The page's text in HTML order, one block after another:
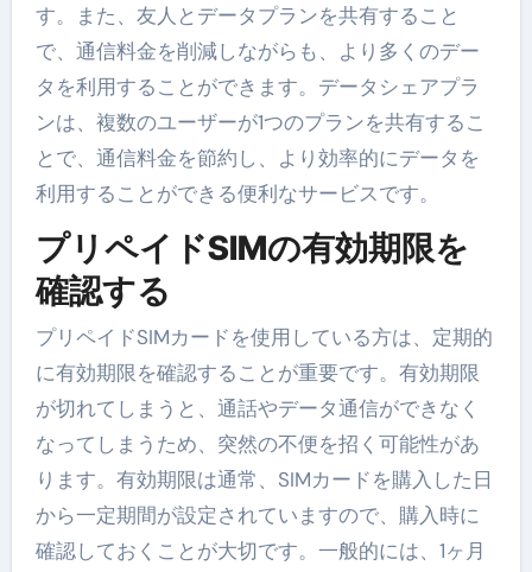
す。また、友人とデータプランを共有すること
で、通信料金を削減しながらも、より多くのデー
タを利用することができます。データシェアプラ
ンは、複数のユーザーが1つのプランを共有するこ
とで、通信料金を節約し、より効率的にデータを
利用することができる便利なサービスです。
プリペイドSIMの有効期限を
確認する
プリペイドSIMカードを使用している方は、定期的
に有効期限を確認することが重要です。有効期限
が切れてしまうと、通話やデータ通信ができなく
なってしまうため、突然の不便を招く可能性があ
ります。有効期限は通常、SIMカードを購入した日
から一定期間が設定されていますので、購入時に
確認しておくことが大切です。一般的には、1ヶ月